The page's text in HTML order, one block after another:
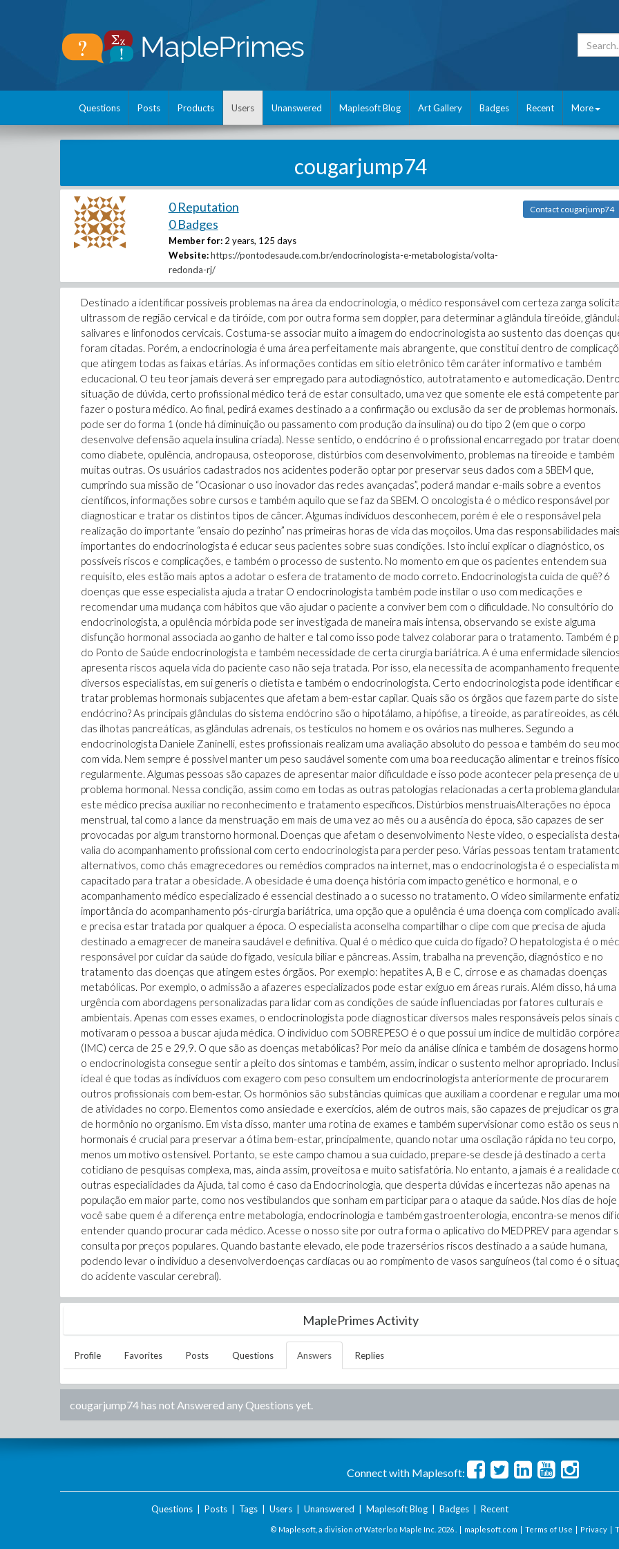
Questions Posts Products Users Unanswered Maplesoft Blog Art Gallery Badges Recent More
cougarjump74
0 Reputation
0 Badges
Member for: 2 years, 125 days
Website: https://pontodesaude.com.br/endocrinologista-e-metabologista/volta-
redonda-rj/
Contact cougarjump74
Destinado a identificar possíveis problemas na área da endocrinologia, o médico responsável com certeza zanga
ultrassom de região cervical e da tiróide, com por outra forma sem doppler, para determinar a glândula tireóide,
salivares e linfonodos cervicais. Costuma-se associar muito a imagem do endocrinologista ao sustento das doenças
foram citadas. Porém, a endocrinologia é uma área perfeitamente mais abrangente, que constitui dentro de
que atingem todas as faixas etárias. As informações contidas em sítio eletrônico têm caráter informativo e também
educacional. O teu teor jamais deverá ser empregado para autodiagnóstico, autotratamento e automedicação.
situação de dúvida, certo profissional médico terá de estar consultado, uma vez que somente ele está competente
fazer o postura médico. Ao final, pedirá exames destinado a a confirmação ou exclusão da ser de problemas hormonais.
pode ser do forma 1 (onde há diminuição ou passamento com produção da insulina) ou do tipo 2 (em que o corpo
desenvolve defensão aquela insulina criada). Nesse sentido, o endócrino é o profissional encarregado por tratar
como diabete, opulência, andropausa, osteoporose, distúrbios com desenvolvimento, problemas na tireoide e também
muitas outras. Os usuários cadastrados nos acidentes poderão optar por preservar seus dados com a SBEM que,
cumprindo sua missão de “Ocasionar o uso inovador das redes avançadas”, poderá mandar e-mails sobre a eventos
científicos, informações sobre cursos e também aquilo que se faz da SBEM. O oncologista é o médico responsável por
diagnosticar e tratar os distintos tipos de câncer. Algumas indivíduos desconhecem, porém é ele o responsável pela
realização do importante “ensaio do pezinho” nas primeiras horas de vida das moçoilos. Uma das responsabilidades mais
importantes do endocrinologista é educar seus pacientes sobre suas condições. Isto inclui explicar o diagnóstico, os
possíveis riscos e complicações, e também o processo de sustento. No momento em que os pacientes entendem sua
requisito, eles estão mais aptos a adotar o esfera de tratamento de modo correto. Endocrinologista cuida de quê? 6
doenças que esse especialista ajuda a tratar O endocrinologista também pode instilar o uso com medicações e
recomendar uma mudança com hábitos que vão ajudar o paciente a conviver bem com o dificuldade. No consultório do
endocrinologista, a opulência mórbida pode ser investigada de maneira mais intensa, observando se existe alguma
disfunção hormonal associada ao ganho de halter e tal como isso pode talvez colaborar para o tratamento. Também é
do Ponto de Saúde endocrinologista e também necessidade de certa cirurgia bariátrica. A é uma enfermidade
apresenta riscos aquela vida do paciente caso não seja tratada. Por isso, ela necessita de acompanhamento
diversos especialistas, em sui generis o dietista e também o endocrinologista. Certo endocrinologista pode identificar
tratar problemas hormonais subjacentes que afetam a bem-estar capilar. Quais são os órgãos que fazem parte do
endócrino? As principais glândulas do sistema endócrino são o hipotálamo, a hipófise, a tireoide, as paratireoides, as
das ilhotas pancreáticas, as glândulas adrenais, os testículos no homem e os ovários nas mulheres. Segundo a
endocrinologista Daniele Zaninelli, estes profissionais realizam uma avaliação absoluto do pessoa e também do seu
com vida. Nem sempre é possível manter um peso saudável somente com uma boa reeducação alimentar e treinos
regularmente. Algumas pessoas são capazes de apresentar maior dificuldade e isso pode acontecer pela presença de
problema hormonal. Nessa condição, assim como em todas as outras patologias relacionadas a certa problema
este médico precisa auxiliar no reconhecimento e tratamento específicos. Distúrbios menstruaisAlterações no época
menstrual, tal como a lance da menstruação em mais de uma vez ao mês ou a ausência do época, são capazes de ser
provocadas por algum transtorno hormonal. Doenças que afetam o desenvolvimento Neste vídeo, o especialista
valia do acompanhamento profissional com certo endocrinologista para perder peso. Várias pessoas tentam
alternativos, como chás emagrecedores ou remédios comprados na internet, mas o endocrinologista é o especialista
capacitado para tratar a obesidade. A obesidade é uma doença história com impacto genético e hormonal, e o
acompanhamento médico especializado é essencial destinado a o sucesso no tratamento. O vídeo similarmente
importância do acompanhamento pós-cirurgia bariátrica, uma opção que a opulência é uma doença com complicado
e precisa estar tratada por qualquer a época. O especialista aconselha compartilhar o clipe com que precisa de ajuda
destinado a emagrecer de maneira saudável e definitiva. Qual é o médico que cuida do fígado? O hepatologista é o
responsável por cuidar da saúde do fígado, vesícula biliar e pâncreas. Assim, trabalha na prevenção, diagnóstico e no
tratamento das doenças que atingem estes órgãos. Por exemplo: hepatites A, B e C, cirrose e as chamadas doenças
metabólicas. Por exemplo, o admissão a afazeres especializados pode estar exíguo em áreas rurais. Além disso, há uma
urgência com abordagens personalizadas para lidar com as condições de saúde influenciadas por fatores culturais e
ambientais. Apenas com esses exames, o endocrinologista pode diagnosticar diversos males responsáveis pelos sinais
motivaram o pessoa a buscar ajuda médica. O indivíduo com SOBREPESO é o que possui um índice de multidão corpórea
(IMC) cerca de 25 e 29,9. O que são as doenças metabólicas? Por meio da análise clínica e também de dosagens
o endocrinologista consegue sentir a pleito dos sintomas e também, assim, indicar o sustento melhor apropriado.
ideal é que todas as indivíduos com exagero com peso consultem um endocrinologista anteriormente de procurarem
outros profissionais com bem-estar. Os hormônios são substâncias químicas que auxiliam a coordenar e regular uma
de atividades no corpo. Elementos como ansiedade e exercícios, além de outros mais, são capazes de prejudicar os
de hormônio no organismo. Em vista disso, manter uma rotina de exames e também supervisionar como estão os seus
hormonais é crucial para preservar a ótima bem-estar, principalmente, quando notar uma oscilação rápida no teu corpo,
menos um motivo ostensível. Portanto, se este campo chamou a sua cuidado, prepare-se desde já destinado a certa
cotidiano de pesquisas complexa, mas, ainda assim, proveitosa e muito satisfatória. No entanto, a jamais é a realidade
outras especialidades da Ajuda, tal como é caso da Endocrinologia, que desperta dúvidas e incertezas não apenas na
população em maior parte, como nos vestibulandos que sonham em participar para o ataque da saúde. Nos dias de
você sabe quem é a diferença entre metabologia, endocrinologia e também gastroenterologia, encontra-se menos
entender quando procurar cada médico. Acesse o nosso site por outra forma o aplicativo do MEDPREV para agendar
consulta por preços populares. Quando bastante elevado, ele pode trazersérios riscos destinado a a saúde humana,
podendo levar o indivíduo a desenvolverdoenças cardíacas ou ao rompimento de vasos sanguíneos (tal como é o
do acidente vascular cerebral).
MaplePrimes Activity
Profile Favorites Posts Questions Answers Replies
cougarjump74has not Answered any Questions yet.
Connect with Maplesoft:
Questions| Posts| Tags| Users| Unanswered Maplesoft Blog| Badges| Recent
© Maplesoft, a division of Waterloo Maple Inc. 2026 . | maplesoft.com | Terms of Use | Privacy |